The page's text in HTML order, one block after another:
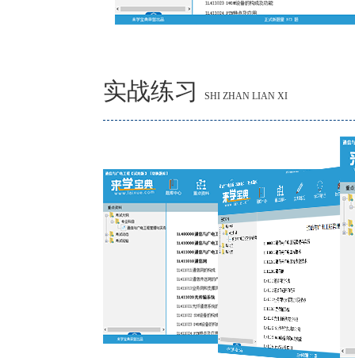
实战练习 SHI ZHAN LIAN XI